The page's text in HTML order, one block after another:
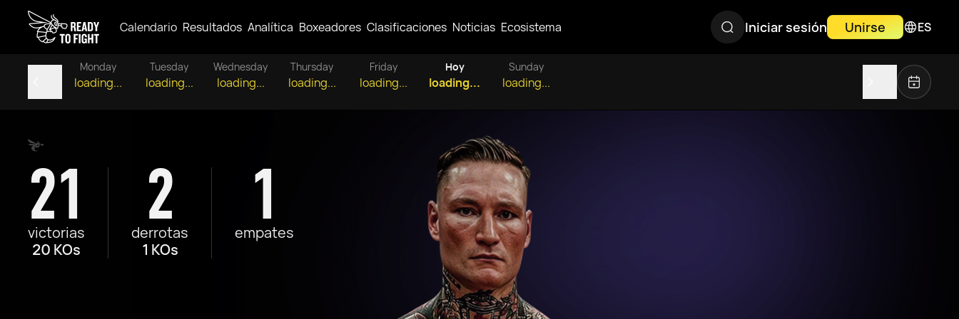
Calendario Resultados Analítica Boxeadores Clasificaciones Noticias Ecosistema Iniciar sesión Unirse ES
Monday
loading...
Tuesday
loading...
Wednesday
loading...
Thursday
loading...
Friday
loading...
Hoy
loading...
Sunday
loading...
21
victorias
20 KOs
2
derrotas
1 KOs
1
empates